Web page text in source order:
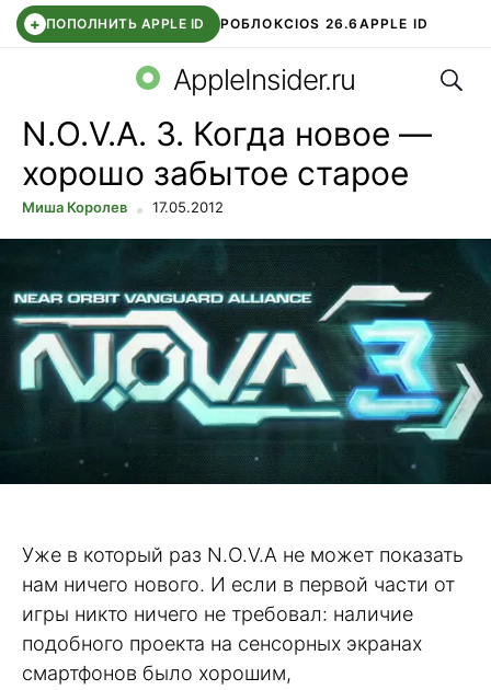
+ ПОПОЛНИТЬ APPLE ID РОБЛОКСIOS 26.6 APPLE ID
WHATSAPP DDE STOREAPP STOREOZON БАНК
AppleInsider.ru
N.O.V.A. 3. Когда новое —
хорошо забытое старое
Миша Королев 17.05.2012
Уже в который раз N.O.V.A не может показать
нам ничего нового. И если в первой части от
игры никто ничего не требовал: наличие
подобного проекта на сенсорных экранах
смартфонов было хорошим,